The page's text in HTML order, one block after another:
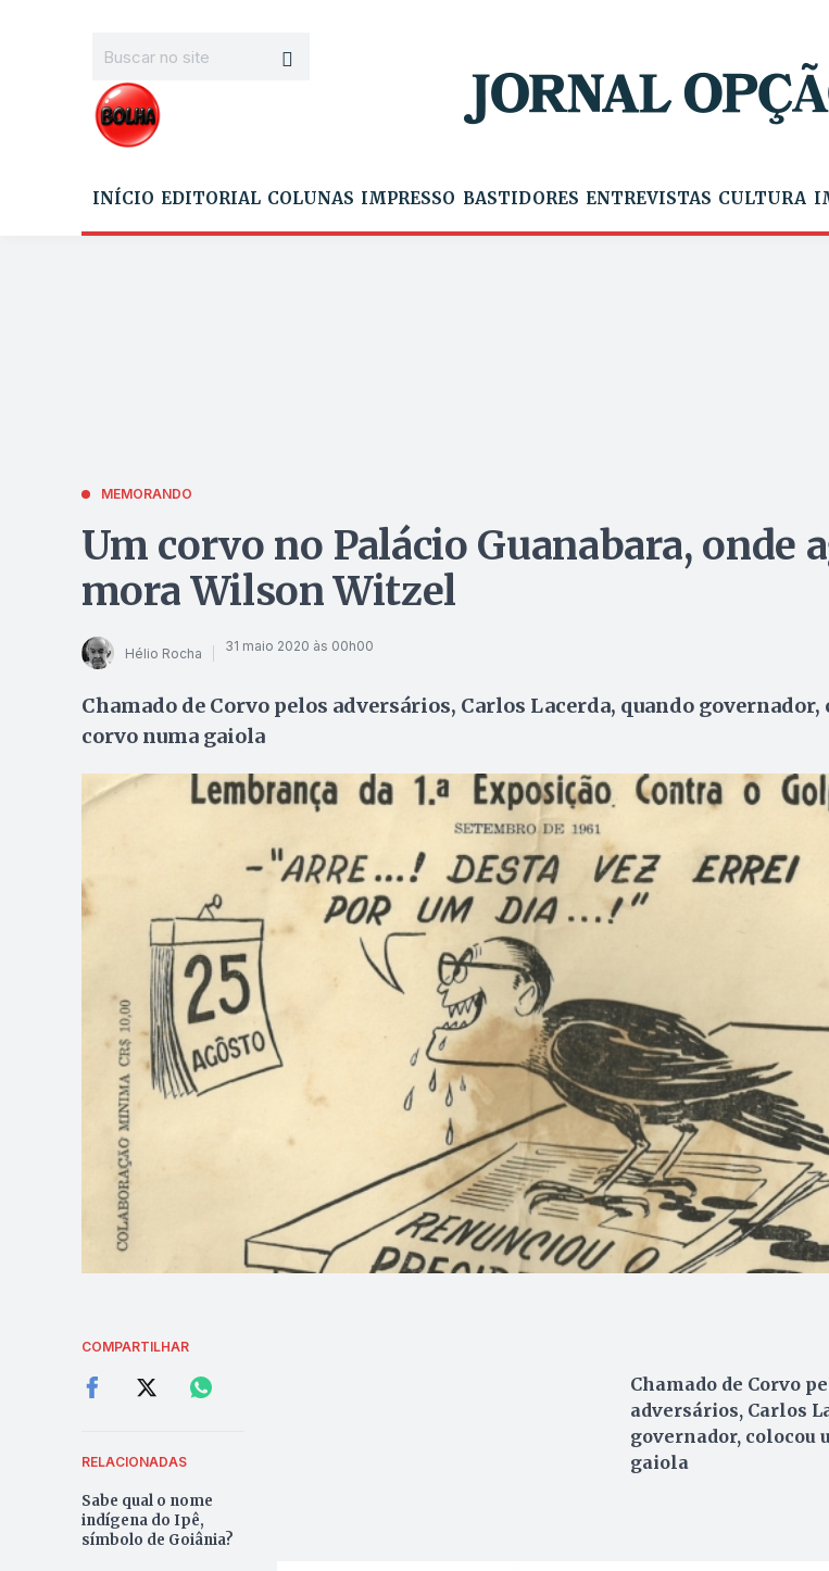
INÍCIO EDITORIAL COLUNAS IMPRESSO BASTIDORES ENTREVISTAS CULTURA
MEMORANDO
Um corvo no Palácio Guanabara, onde
mora Wilson Witzel
Hélio Rocha 31 maio 2020 às 00h00
Chamado de Corvo pelos adversários, Carlos Lacerda, quando governador,
corvo numa gaiola
COMPARTILHAR
RELACIONADAS
Sabe qual o nome
indígena do Ipê,
símbolo de Goiânia?
Chamado de Corvo
adversários, Carlos
governador, colocou
gaiola